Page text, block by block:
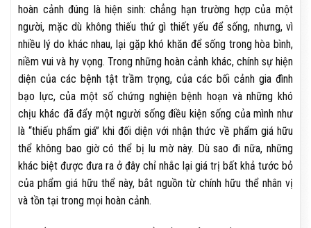
hoàn cảnh đúng là hiện sinh: chẳng hạn trường hợp của một
người, mặc dù không thiếu thứ gì thiết yếu để sống, nhưng, vì
nhiều lý do khác nhau, lại gặp khó khăn để sống trong hòa bình,
niềm vui và hy vọng. Trong những hoàn cảnh khác, chính sự hiện
diện của các bệnh tật trầm trọng, của các bối cảnh gia đình
bạo lực, của một số chứng nghiện bệnh hoạn và những khó
chịu khác đã đẩy một người sống điều kiện sống của mình như
là “thiếu phẩm giá” khi đối diện với nhận thức về phẩm giá hữu
thể không bao giờ có thể bị lu mờ này. Dù sao đi nữa, những
khác biệt được đưa ra ở đây chỉ nhắc lại giá trị bất khả tước bỏ
của phẩm giá hữu thể này, bắt nguồn từ chính hữu thể nhân vị
và tồn tại trong mọi hoàn cảnh.